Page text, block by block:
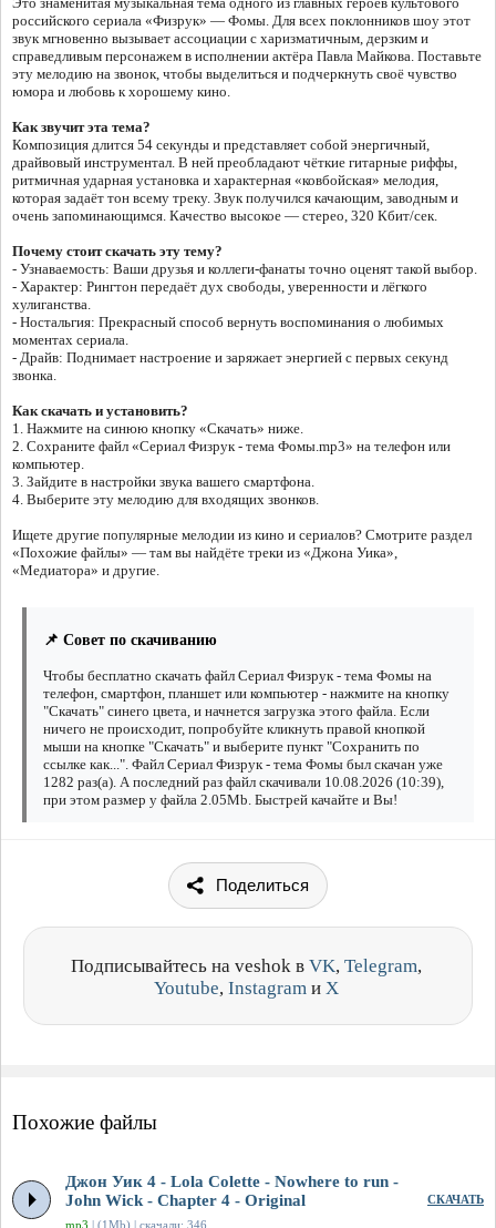
российского сериала «Физрук» — Фомы. Для всех поклонников шоу этот
звук мгновенно вызывает ассоциации с харизматичным, дерзким и
справедливым персонажем в исполнении актёра Павла Майкова. Поставьте
эту мелодию на звонок, чтобы выделиться и подчеркнуть своё чувство
юмора и любовь к хорошему кино.
Как звучит эта тема?
Композиция длится 54 секунды и представляет собой энергичный,
драйвовый инструментал. В ней преобладают чёткие гитарные риффы,
ритмичная ударная установка и характерная «ковбойская» мелодия,
которая задаёт тон всему треку. Звук получился качающим, заводным и
очень запоминающимся. Качество высокое — стерео, 320 Кбит/сек.
Почему стоит скачать эту тему?
- Узнаваемость: Ваши друзья и коллеги-фанаты точно оценят такой выбор.
- Характер: Рингтон передаёт дух свободы, уверенности и лёгкого
хулиганства.
- Ностальгия: Прекрасный способ вернуть воспоминания о любимых
моментах сериала.
- Драйв: Поднимает настроение и заряжает энергией с первых секунд
звонка.
Как скачать и установить?
1. Нажмите на синюю кнопку «Скачать» ниже.
2. Сохраните файл «Сериал Физрук - тема Фомы.mp3» на телефон или
компьютер.
3. Зайдите в настройки звука вашего смартфона.
4. Выберите эту мелодию для входящих звонков.
Ищете другие популярные мелодии из кино и сериалов? Смотрите раздел
«Похожие файлы» — там вы найдёте треки из «Джона Уика»,
«Медиатора» и другие.
📌 Совет по скачиванию
Чтобы бесплатно скачать файл Сериал Физрук - тема Фомы на
телефон, смартфон, планшет или компьютер - нажмите на кнопку
"Скачать" синего цвета, и начнется загрузка этого файла. Если
ничего не происходит, попробуйте кликнуть правой кнопкой
мыши на кнопке "Скачать" и выберите пункт "Сохранить по
ссылке как...". Файл Сериал Физрук - тема Фомы был скачан уже
1282 раз(а). А последний раз файл скачивали 10.08.2026 (10:39),
при этом размер у файла 2.05Mb. Быстрей качайте и Вы!
Поделиться
Подписывайтесь на veshok в VK, Telegram,
Youtube, Instagram и X
Похожие файлы
Джон Уик 4 - Lola Colette - Nowhere to run -
John Wick - Chapter 4 - Original
mp3 | (1Mb) | скачали: 346
СКАЧАТЬ